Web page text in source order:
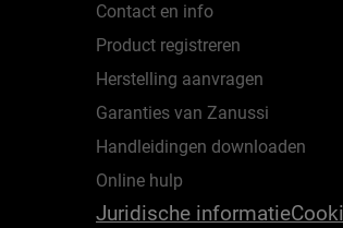
Contact en info
Product registreren
Herstelling aanvragen
Garanties van Zanussi
Handleidingen downloaden
Online hulp
Juridische informatie